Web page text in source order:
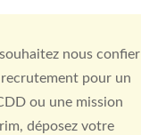
nous confier
pour un
ou une mission
déposez votre